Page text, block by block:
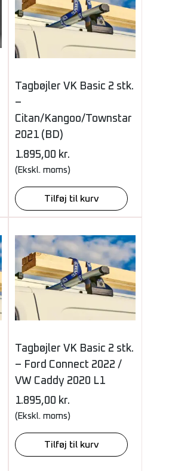
Tagbøjler VK Basic 2 stk.
–
Citan/Kangoo/Townstar
2021 (BD)
1.895,00 kr.
(Ekskl. moms)
Tilføj til kurv
Tagbøjler VK Basic 2 stk.
– Ford Connect 2022 /
VW Caddy 2020 L1
1.895,00 kr.
(Ekskl. moms)
Tilføj til kurv